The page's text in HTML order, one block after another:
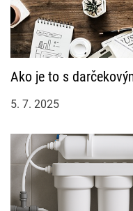
Ako je to s
5. 7. 2025